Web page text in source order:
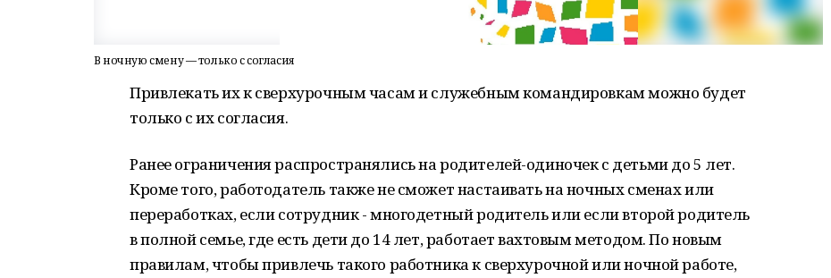
В ночную смену — только с согласия
Привлекать их к сверхурочным часам и служебным командировкам можно будет
только с их согласия.
Ранее ограничения распространялись на родителей-одиночек с детьми до 5 лет.
Кроме того, работодатель также не сможет настаивать на ночных сменах или
переработках, если сотрудник - многодетный родитель или если второй родитель
в полной семье, где есть дети до 14 лет, работает вахтовым методом. По новым
правилам, чтобы привлечь такого работника к сверхурочной или ночной работе,